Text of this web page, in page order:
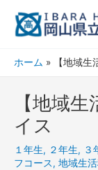
ホーム 【地域
【地域
イス
１年生, ２年生, ３
フコース, 地域生